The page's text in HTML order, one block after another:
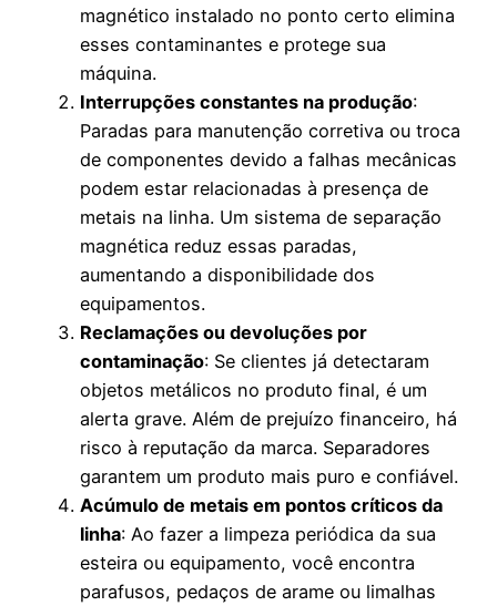
magnético instalado no ponto certo elimina
esses contaminantes e protege sua
máquina.
Interrupções constantes na produção:
Paradas para manutenção corretiva ou troca
de componentes devido a falhas mecânicas
podem estar relacionadas à presença de
metais na linha. Um sistema de separação
magnética reduz essas paradas,
aumentando a disponibilidade dos
equipamentos.
Reclamações ou devoluções por
contaminação: Se clientes já detectaram
objetos metálicos no produto final, é um
alerta grave. Além de prejuízo financeiro, há
risco à reputação da marca. Separadores
garantem um produto mais puro e confiável.
Acúmulo de metais em pontos críticos da
linha: Ao fazer a limpeza periódica da sua
esteira ou equipamento, você encontra
parafusos, pedaços de arame ou limalhas